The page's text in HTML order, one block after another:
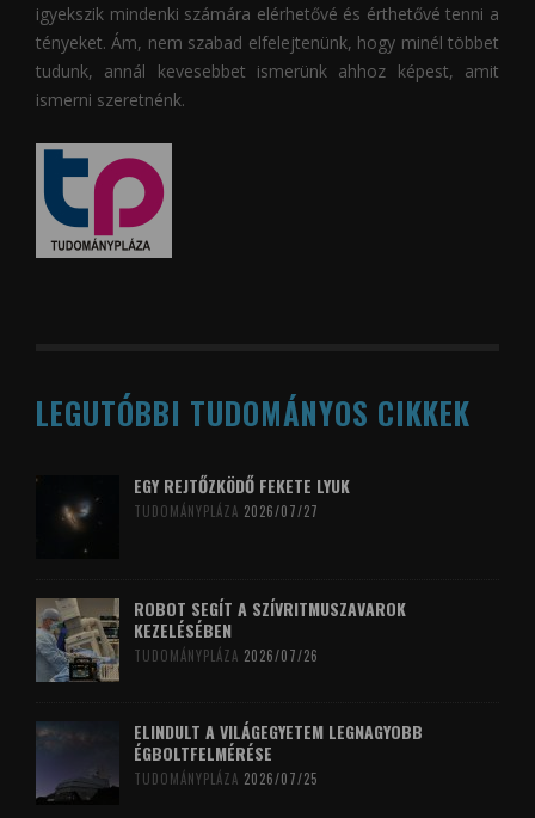
igyekszik mindenki számára elérhetővé és érthetővé tenni a
tényeket. Ám, nem szabad elfelejtenünk, hogy minél többet
tudunk, annál kevesebbet ismerünk ahhoz képest, amit
ismerni szeretnénk.
LEGUTÓBBI TUDOMÁNYOS CIKKEK
EGY REJTŐZKÖDŐ FEKETE LYUK
TUDOMÁNYPLÁZA 2026/07/27
ROBOT SEGÍT A SZÍVRITMUSZAVAROK
KEZELÉSÉBEN
TUDOMÁNYPLÁZA 2026/07/26
ELINDULT A VILÁGEGYETEM LEGNAGYOBB
ÉGBOLTFELMÉRÉSE
TUDOMÁNYPLÁZA 2026/07/25